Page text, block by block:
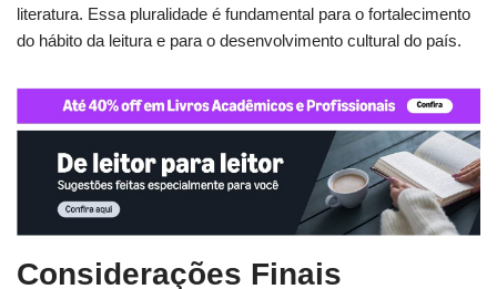
literatura. Essa pluralidade é fundamental para o fortalecimento
do hábito da leitura e para o desenvolvimento cultural do país.
Considerações Finais